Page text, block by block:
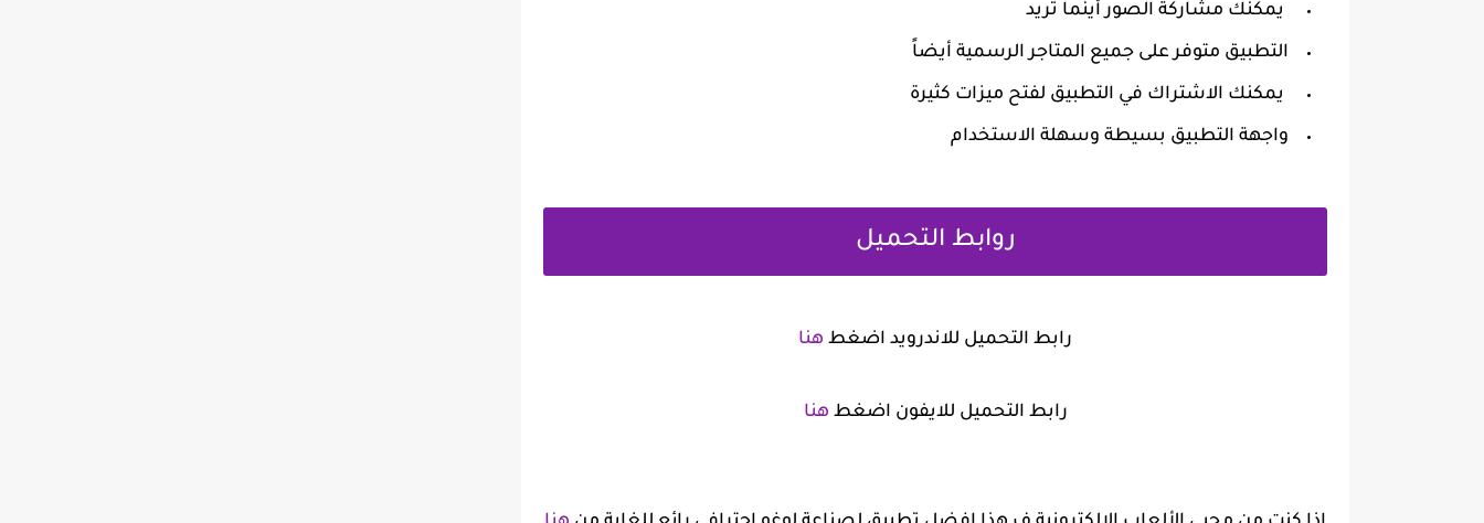
يمكنك مشاركة الصور أينما تريد
التطبيق متوفر على جميع المتاجر الرسمية أيضاً
يمكنك الاشتراك في التطبيق لفتح ميزات كثيرة
واجهة التطبيق بسيطة وسهلة الاستخدام
روابط التحميل
رابط التحميل للاندرويد اضغط هنا
رابط التحميل للايفون اضغط هنا